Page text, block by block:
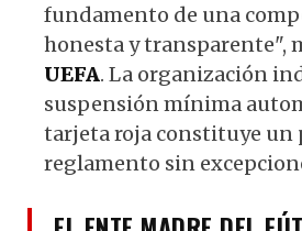
fundamento de una
honesta y transparente",
UEFA. La organización
suspensión mínima
tarjeta roja constituye un
reglamento sin